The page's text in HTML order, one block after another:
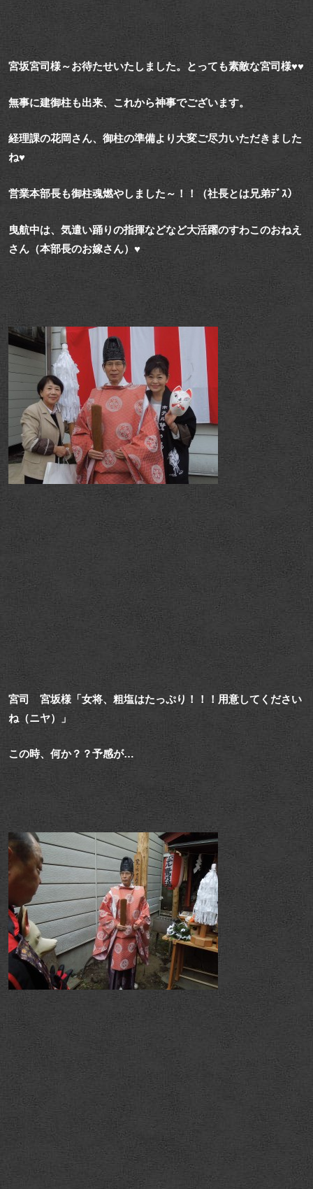
宮坂宮司様～お待たせいたしました。とっても素敵な宮司様♥♥
無事に建御柱も出来、これから神事でございます。
経理課の花岡さん、御柱の準備より大変ご尽力いただきました
ね♥
営業本部長も御柱魂燃やしました～！！（社長とは兄弟ﾃﾞｽ）
曳航中は、気遣い踊りの指揮などなど大活躍のすわこのおねえ
さん（本部長のお嫁さん）♥
宮司 宮坂様「女将、粗塩はたっぷり！！！用意してください
ね（ニヤ）」
この時、何か？？予感が…